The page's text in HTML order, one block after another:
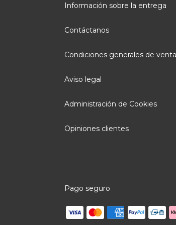
Información sobre la entrega
Contáctanos
Condiciones generales de venta
Aviso legal
Administración de Cookies
Opiniones clientes
Pago seguro